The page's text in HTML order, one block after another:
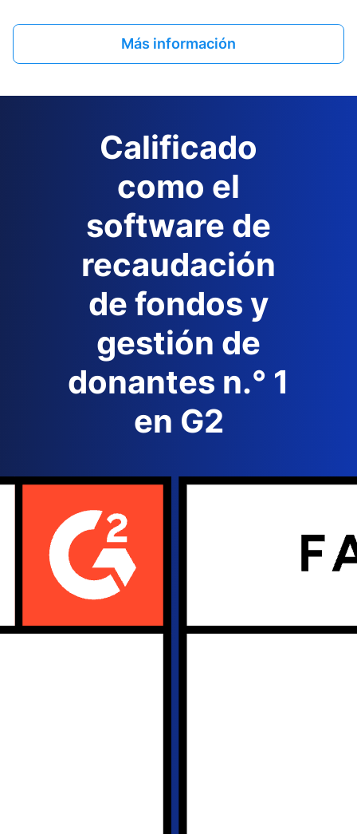
Más información
Calificado
como el
software de
recaudación
de fondos y
gestión de
donantes n.° 1
en G2